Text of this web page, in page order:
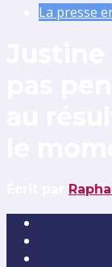
La presse